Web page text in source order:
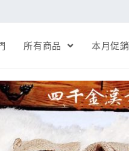
所有商品 本月促銷